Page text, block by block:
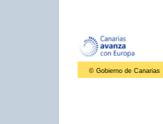
© Gobierno de Canarias